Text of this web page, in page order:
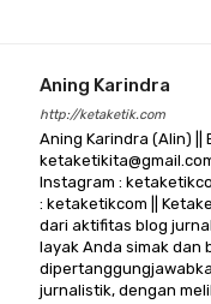
Aning Karindra
http://ketaketik.com
Aning Karindra (Alin) ||
Instagram :
: ketaketikcom ||
dari aktifitas blog
layak Anda simak dan
jurnalistik, dengan